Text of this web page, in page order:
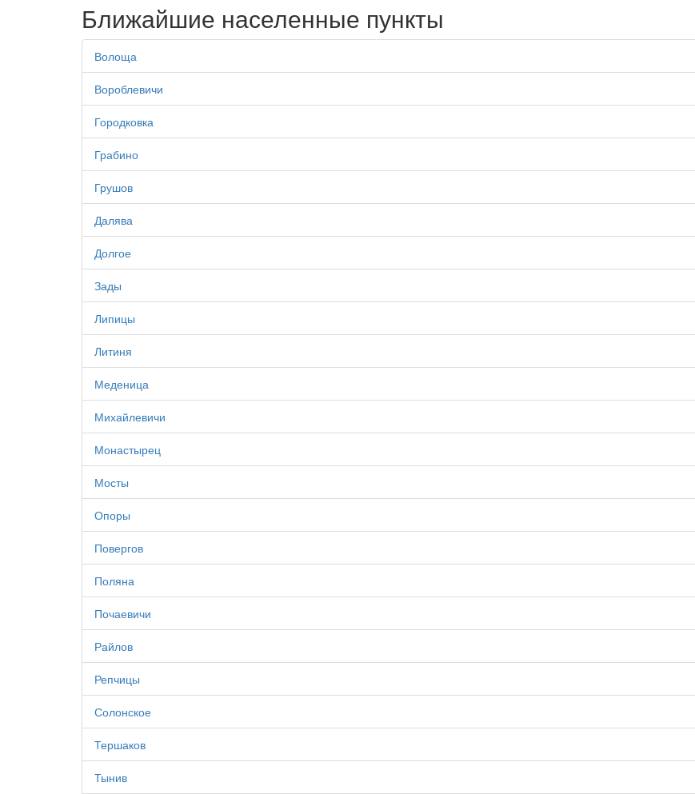
Ближайшие населенные пункты
Волоща
Вороблевичи
Городковка
Грабино
Грушов
Далява
Долгое
Зады
Липицы
Литиня
Меденица
Михайлевичи
Монастырец
Мосты
Опоры
Повергов
Поляна
Почаевичи
Райлов
Репчицы
Солонское
Тершаков
Тынив